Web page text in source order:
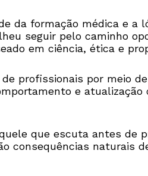
da formação médica e a
seguir pelo caminho
em ciência, ética e
profissionais por meio
e
que escuta antes de
consequências naturais